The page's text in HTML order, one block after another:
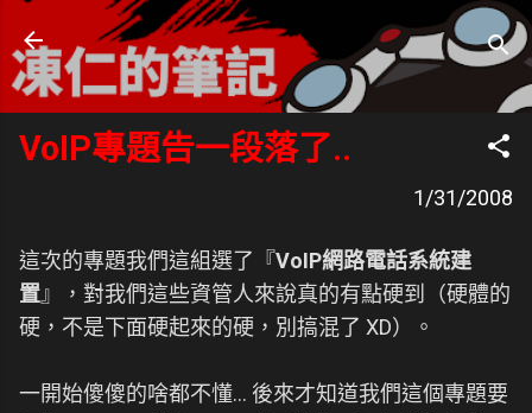
跳到主要內容
凍仁的筆記
- https://note.drx.tw
VoIP專題告一段落了..
1/31/2008
這次的專題我們這組選了『VoIP網路電話系統建
置』，對我們這些資管人來說真的有點硬到（硬體的
硬，不是下面硬起來的硬，別搞混了 XD）。
一開始傻傻的啥都不懂... 後來才知道我們這個專題要